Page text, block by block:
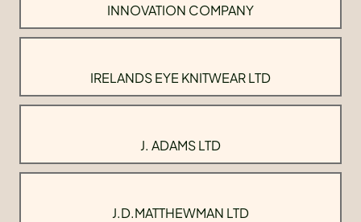
INNOVATION COMPANY
IRELANDS EYE KNITWEAR LTD
J. ADAMS LTD
J.D.MATTHEWMAN LTD